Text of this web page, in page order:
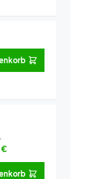
€